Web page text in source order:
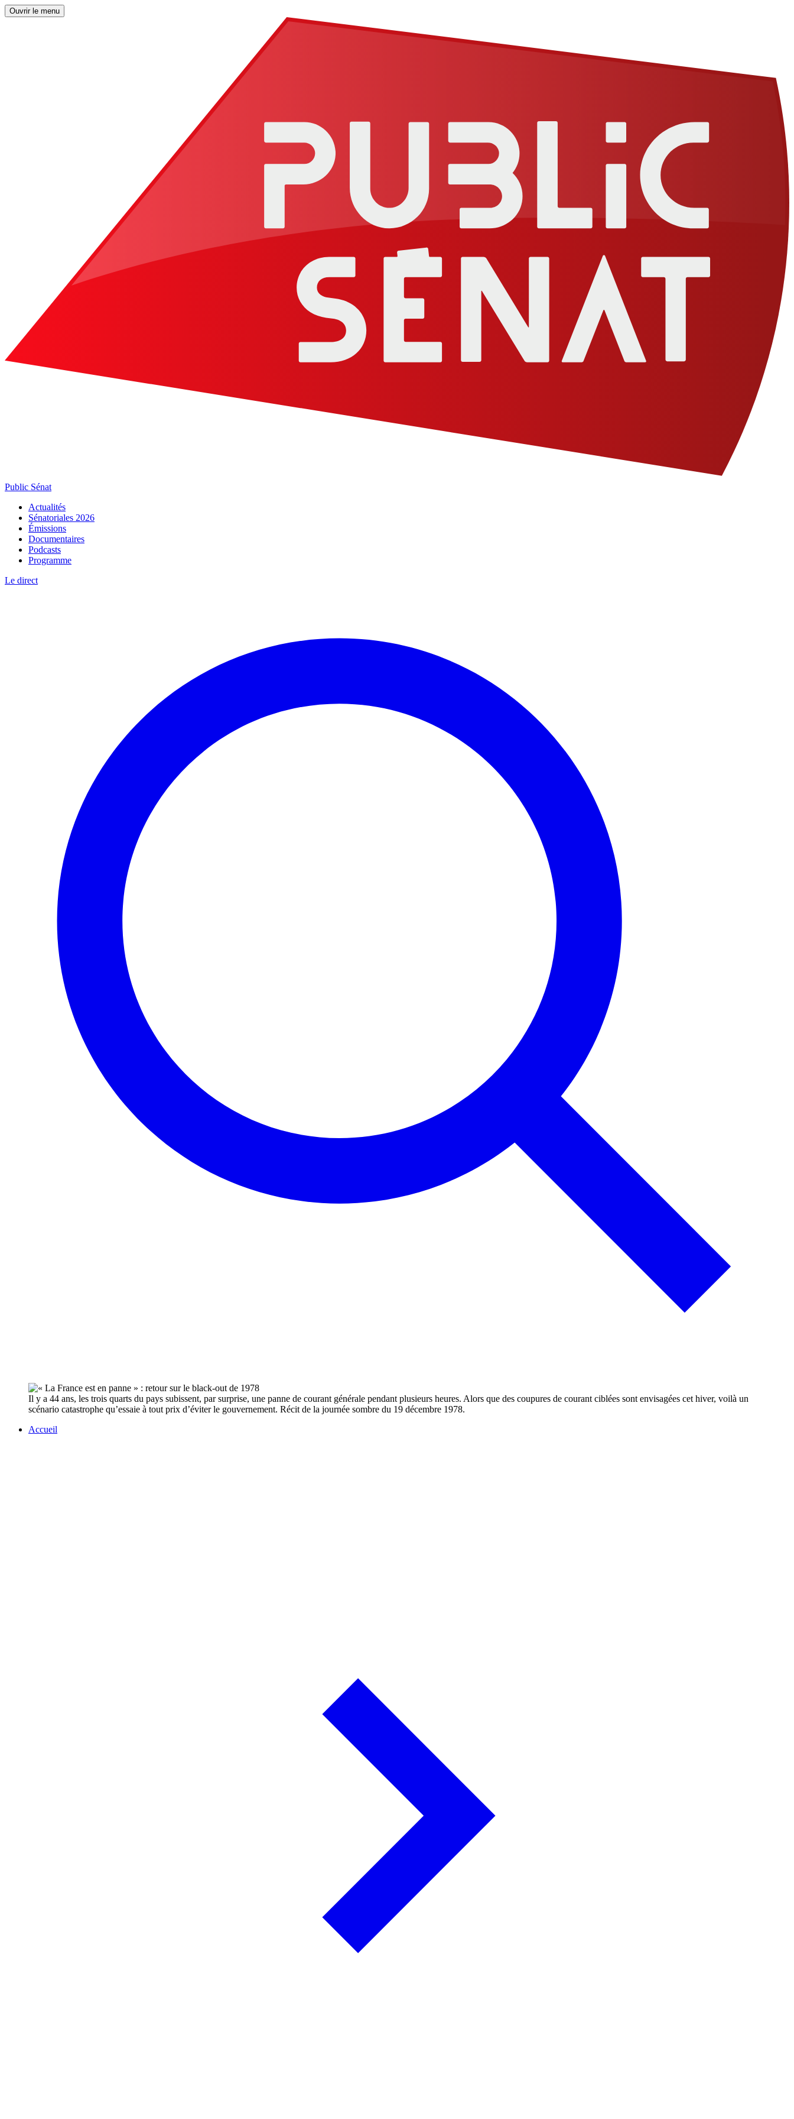
Ouvrir le menu
Public Sénat
Actualités
Sénatoriales 2026
Émissions
Documentaires
Podcasts
Programme
Le direct
Il y a 44 ans, les trois quarts du pays subissent, par surprise, une panne de courant générale pendant plusieurs heures. Alors que des coupures de courant ciblées sont envisagées cet hiver, voilà un
scénario catastrophe qu’essaie à tout prix d’éviter le gouvernement. Récit de la journée sombre du 19 décembre 1978.
Accueil